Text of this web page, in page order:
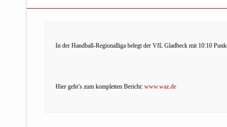
In der Handball-Regionalliga belegt der VfL Gladbeck mit 10:10
Hier geht’s zum kompletten Bericht: www.waz.de